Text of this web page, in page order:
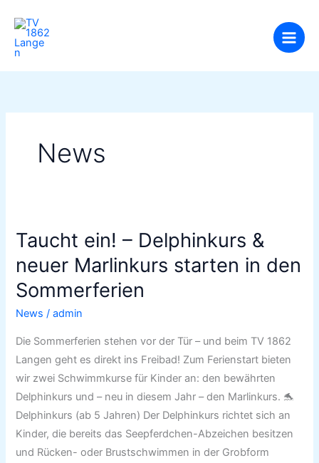
Inhalt
springen
News
Taucht ein! – Delphinkurs &
neuer Marlinkurs starten in den
Sommerferien
News /admin
Die Sommerferien stehen vor der Tür – und beim TV 1862
Langen geht es direkt ins Freibad! Zum Ferienstart bieten
wir zwei Schwimmkurse für Kinder an: den bewährten
Delphinkurs und – neu in diesem Jahr – den Marlinkurs. 🐬
Delphinkurs (ab 5 Jahren) Der Delphinkurs richtet sich an
Kinder, die bereits das Seepferdchen-Abzeichen besitzen
und Rücken- oder Brustschwimmen in der Grobform
ein!
Delphinkurs
&
neuer
Sommerferien